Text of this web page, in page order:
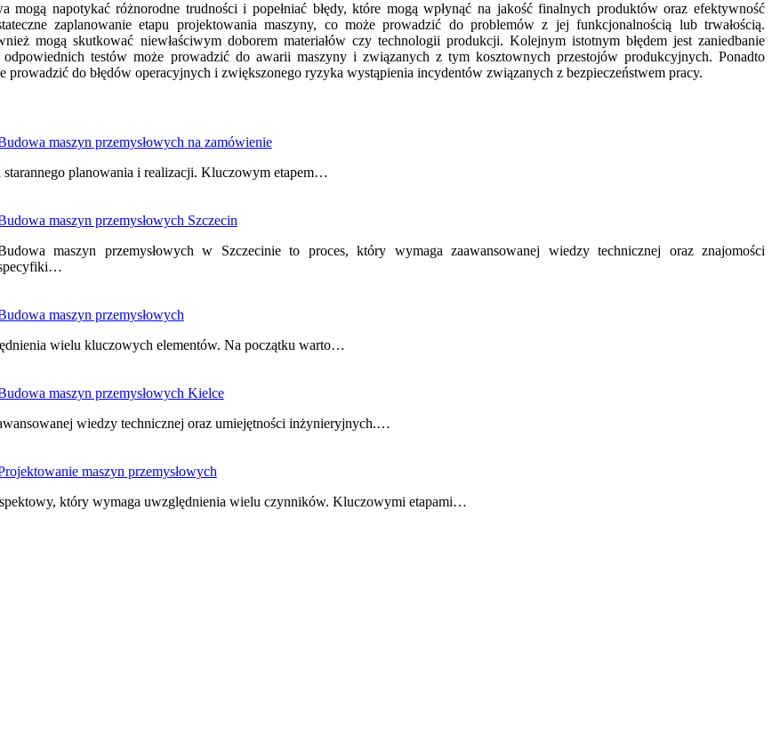
mogą napotykać różnorodne trudności i popełniać błędy, które mogą wpłynąć na jakość finalnych produktów oraz efektywność
zaplanowanie etapu projektowania maszyny, co może prowadzić do problemów z jej funkcjonalnością lub trwałością.
mogą skutkować niewłaściwym doborem materiałów czy technologii produkcji. Kolejnym istotnym błędem jest zaniedbanie
testów może prowadzić do awarii maszyny i związanych z tym kosztownych przestojów produkcyjnych. Ponadto
do błędów operacyjnych i zwiększonego ryzyka wystąpienia incydentów związanych z bezpieczeństwem pracy.
maszyn przemysłowych na zamówienie
planowania i realizacji. Kluczowym etapem…
maszyn przemysłowych Szczecin
maszyn przemysłowych w Szczecinie to proces, który wymaga zaawansowanej wiedzy technicznej oraz znajomości
maszyn przemysłowych
wielu kluczowych elementów. Na początku warto…
maszyn przemysłowych Kielce
wiedzy technicznej oraz umiejętności inżynieryjnych.…
maszyn przemysłowych
który wymaga uwzględnienia wielu czynników. Kluczowymi etapami…